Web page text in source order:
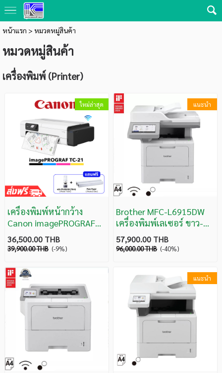
หน้าแรก > หมวดหมู่สินค้า
หมวดหมู่สินค้า
เครื่องพิมพ์ (Printer)
ใหม่ล่าสุด
เครื่องพิมพ์หน้ากว้าง
Canon imagePROGRAF
TC-21(A6-A1) รับประกัน
3 ปี Onsite
36,500.00 THB
39,900.00 THB (-9%)
แนะนำ
Brother MFC-L6915DW
เครื่องพิมพ์เลเซอร์ ขาว-ดำ
(พิมพ์, สแกน, ถ่ายเอกสาร,
แฟ็กซ์)
57,900.00 THB
96,000.00 THB (-40%)
แนะนำ